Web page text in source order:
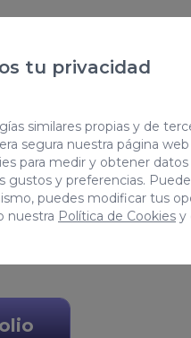
tu privacidad
similares propias y de
segura nuestra página
para medir y obtener
gustos y preferencias.
puedes modificar tus
nuestra Política de Cookies y
el mejor entorno web
de desarrollar
y escalable.